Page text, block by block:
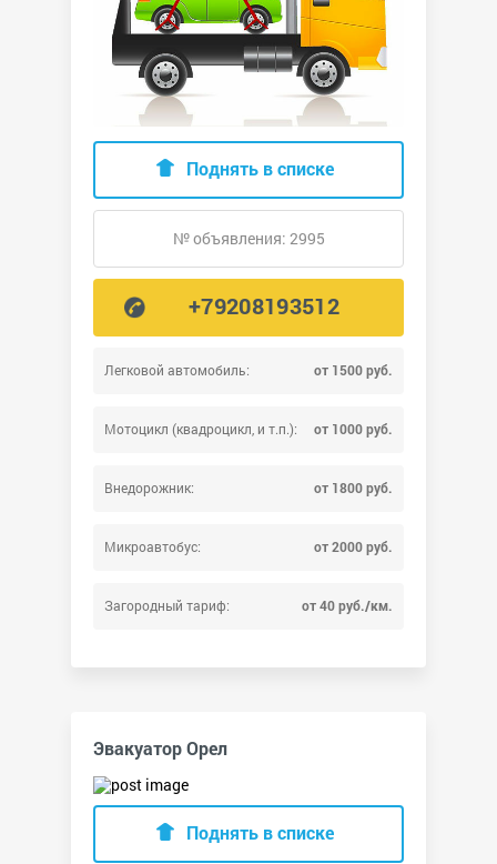
Легковой автомобиль: от 1500 руб.
Мотоцикл (квадроцикл, и т.п.): от 1000 руб.
Внедорожник: от 1800 руб.
Микроавтобус: от 2000 руб.
Загородный тариф: от 40 руб./км.
Поднять в списке
№ объявления: 2995
+79208193512
Эвакуатор Орел
Поднять в списке